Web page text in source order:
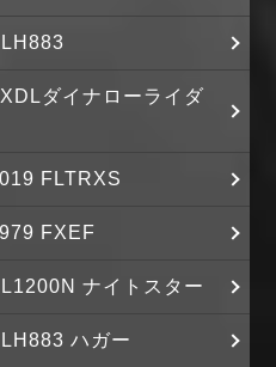
ダイナローライダ
FLTRXS
FXEF
ナイトスター
ハガー